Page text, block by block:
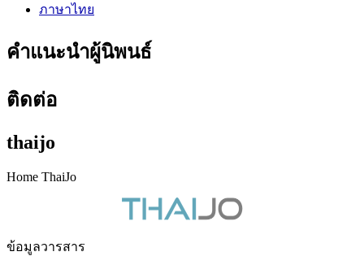
ภาษาไทย
คำแนะนำผู้นิพนธ์
ติดต่อ
thaijo
Home ThaiJo
ข้อมูลวารสาร